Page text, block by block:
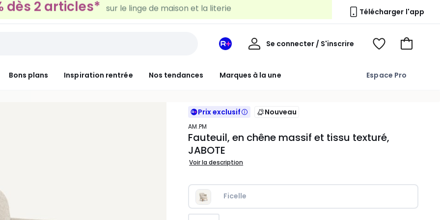
tous les 100€* sur le meuble & la déco
Télécharger l'app
Bons plans Inspiration rentrée Nos tendances Marques à la une Espace Pro
Mon
Redoute
Se connecter / S'inscrire
Mon
Voir
Voir
Prix exclusif Nouveau
AM.PM
Fauteuil, en chêne massif et tissu texturé,
JABOTE
Voir la description
Ficelle